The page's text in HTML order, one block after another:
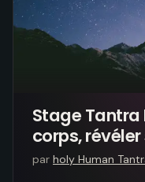
Stage Tantra
corps,
par holy Human